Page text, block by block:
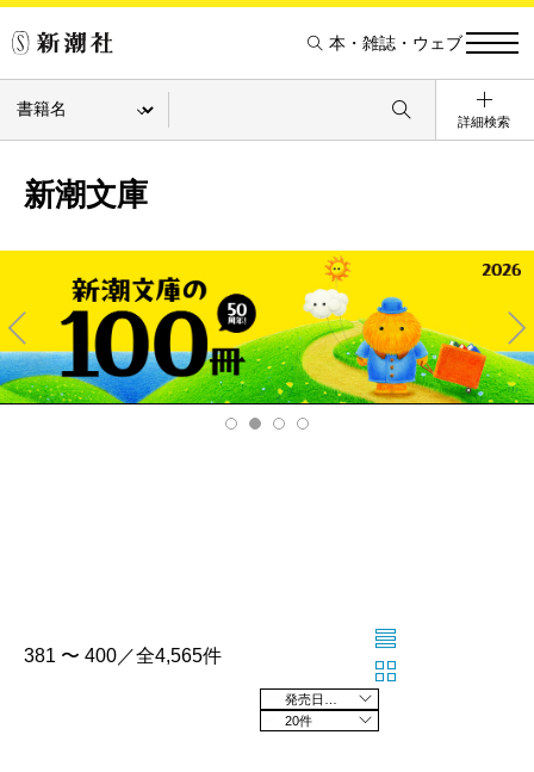
本・雑誌・ウェブ
詳細検索
新潮文庫
Pre
v
Ne
xt
381 〜 400／全4,565件
20件